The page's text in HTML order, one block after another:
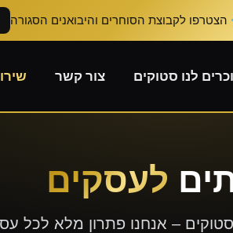
הצטרפו לקבוצת הסוחרים והיבואנים הסגורה
לנו סטוקים צור קשר
לעסקים
– אנחנו פתרון מלא לכל